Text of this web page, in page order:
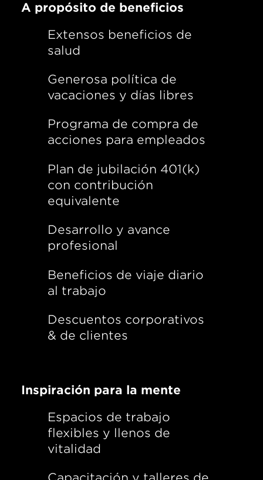
A propósito de beneficios
Extensos beneficios de
salud
Generosa política de
vacaciones y días libres
Programa de compra de
acciones para empleados
Plan de jubilación 401(k)
con contribución
equivalente
Desarrollo y avance
profesional
Beneficios de viaje diario
al trabajo
Descuentos corporativos
& de clientes
Inspiración para la mente
Espacios de trabajo
flexibles y llenos de
vitalidad